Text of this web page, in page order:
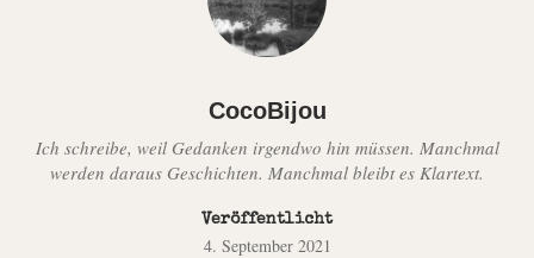
CocoBijou
Ich schreibe, weil Gedanken irgendwo hin müssen. Manchmal
werden daraus Geschichten. Manchmal bleibt es Klartext.
Veröffentlicht
4. September 2021